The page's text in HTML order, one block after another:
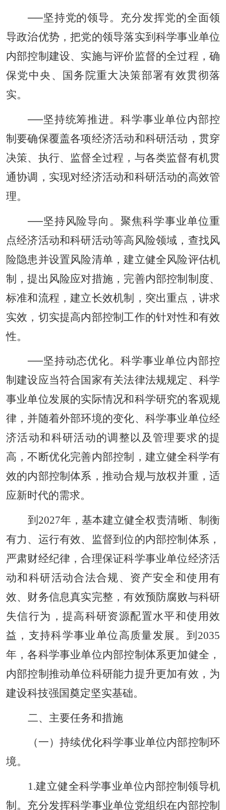
──坚持党的领导。充分发挥党的全面领
导政治优势，把党的领导落实到科学事业单位
内部控制建设、实施与评价监督的全过程，确
保党中央、国务院重大决策部署有效贯彻落
实。
──坚持统筹推进。科学事业单位内部控
制要确保覆盖各项经济活动和科研活动，贯穿
决策、执行、监督全过程，与各类监督有机贯
通协调，实现对经济活动和科研活动的高效管
理。
──坚持风险导向。聚焦科学事业单位重
点经济活动和科研活动等高风险领域，查找风
险隐患并设置风险清单，建立健全风险评估机
制，提出风险应对措施，完善内部控制制度、
标准和流程，建立长效机制，突出重点，讲求
实效，切实提高内部控制工作的针对性和有效
性。
──坚持动态优化。科学事业单位内部控
制建设应当符合国家有关法律法规规定、科学
事业单位发展的实际情况和科学研究的客观规
律，并随着外部环境的变化、科学事业单位经
济活动和科研活动的调整以及管理要求的提
高，不断优化完善内部控制，建立健全科学有
效的内部控制体系，推动合规与放权并重，适
应新时代的需求。
到2027年，基本建立健全权责清晰、制衡
有力、运行有效、监督到位的内部控制体系，
严肃财经纪律，合理保证科学事业单位经济活
动和科研活动合法合规、资产安全和使用有
效、财务信息真实完整，有效预防腐败与科研
失信行为，提高科研资源配置水平和使用效
益，支持科学事业单位高质量发展。到2035
年，各科学事业单位内部控制体系更加健全，
内部控制推动单位科研能力提升更加有效，为
建设科技强国奠定坚实基础。
二、主要任务和措施
（一）持续优化科学事业单位内部控制环
境。
1.建立健全科学事业单位内部控制领导机
制。充分发挥科学事业单位党组织在内部控制